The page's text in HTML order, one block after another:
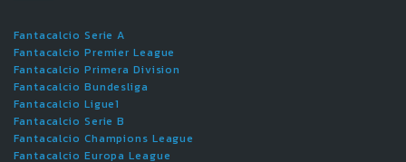
Fantacalcio Serie A
Fantacalcio Premier League
Fantacalcio Primera Division
Fantacalcio Bundesliga
Fantacalcio Ligue1
Fantacalcio Serie B
Fantacalcio Champions League
Fantacalcio Europa League